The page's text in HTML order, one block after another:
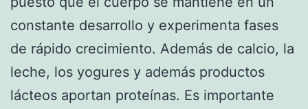
constante desarrollo y experimenta fases
de rápido crecimiento. Además de calcio, la
leche, los yogures y además productos
lácteos aportan proteínas. Es importante